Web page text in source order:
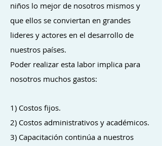
niños lo mejor de nosotros mismos y
que ellos se conviertan en grandes
lideres y actores en el desarrollo de
nuestros países.
Poder realizar esta labor implica para
nosotros muchos gastos:
1) Costos fijos.
2) Costos administrativos y académicos.
3) Capacitación continúa a nuestros